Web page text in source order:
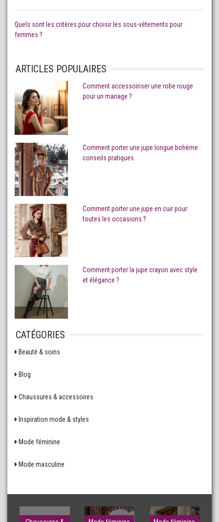
Quels sont les critères pour choisir les sous-vêtements pour
femmes ?
ARTICLES POPULAIRES
Comment accessoiriser une robe rouge
pour un mariage ?
Comment porter une jupe longue bohème :
conseils pratiques
Comment porter une jupe en cuir pour
toutes les occasions ?
Comment porter la jupe crayon avec style
et élégance ?
CATÉGORIES
Beauté & soins
Blog
Chaussures & accessoires
Inspiration mode & styles
Mode féminine
Mode masculine